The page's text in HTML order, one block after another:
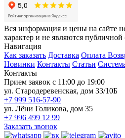
Вся информация и цены на сайте
характер и не являются публичной
Навигация
Как заказать Доставка Оплата
Новинки Контакты Статьи
Контакты
Прием заявок с 11:00 до 19:00
ул. Стародеревенская, дом 33/10Б
+7 999 516-57-90
ул. Лёни Голикова, дом 35
+7 996 499 12 99
Заказать звонок